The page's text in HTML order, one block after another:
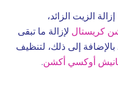
الزيت الزائد،
كريستال لإزالة ما تبقى
إلى ذلك، لتنظيف
أوكسي أكشن.